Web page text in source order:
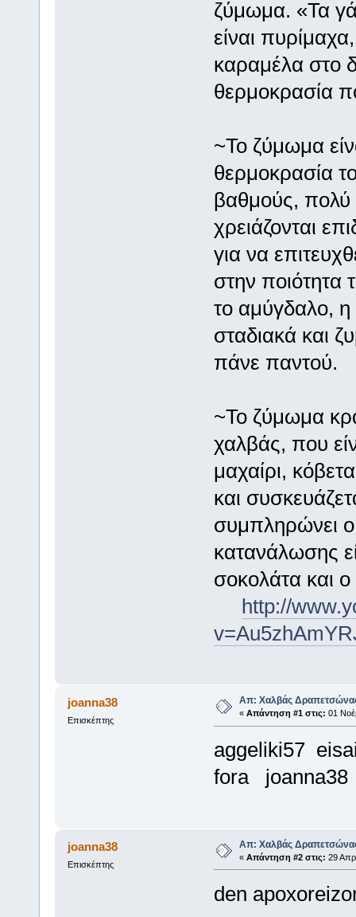
ζύμωμα. «Τα
είναι
καραμέλα στο
θερμοκρασία
~Το ζύμωμα
θερμοκρασία
βαθμούς, πολύ
χρειάζονται
για να
στην ποιότητα
το αμύγδαλο, η
σταδιακά και
πάνε παντού.
~Το ζύμωμα
χαλβάς, που
μαχαίρι,
και
συμπληρώνει
κατανάλωσης
σοκολάτα και
http://
joanna38
Επισκέπτης
Απ: Χαλβάς
« Απάντηση #1 στις: 01
aggeliki57
fora joanna38
joanna38
Επισκέπτης
Απ: Χαλβάς
« Απάντηση #2 στις: 29
den